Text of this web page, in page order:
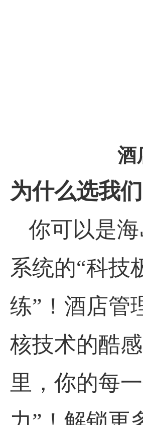
酒
为什么选我
你可以是
系统的“科技
练”！酒店管
核技术的酷
里，你的每